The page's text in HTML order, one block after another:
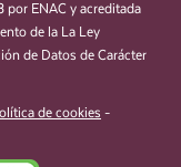
ENAC y acreditada
de la La Ley
de Datos de Carácter
de cookies -